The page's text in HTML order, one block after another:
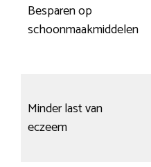
Besparen op
schoonmaakmiddelen
Minder last van
eczeem